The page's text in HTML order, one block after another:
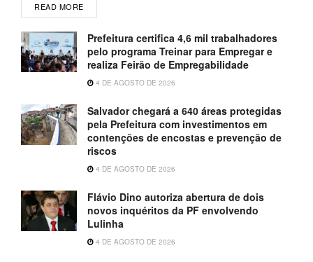
READ MORE
Prefeitura certifica 4,6 mil trabalhadores
pelo programa Treinar para Empregar e
realiza Feirão de Empregabilidade
4 DE AGOSTO DE 2026
Salvador chegará a 640 áreas protegidas
pela Prefeitura com investimentos em
contenções de encostas e prevenção de
riscos
4 DE AGOSTO DE 2026
Flávio Dino autoriza abertura de dois
novos inquéritos da PF envolvendo
Lulinha
4 DE AGOSTO DE 2026